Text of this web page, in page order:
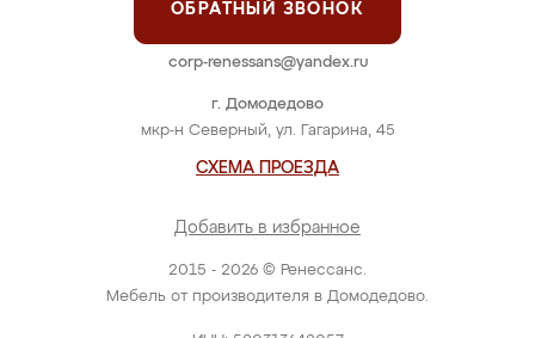
2015 - 2026 © Ренессанс.
Мебель от производителя в Домодедово.
г. Домодедово
мкр-н Северный, ул. Гагарина, 45
СХЕМА ПРОЕЗДА
Добавить в избранное
ОБРАТНЫЙ ЗВОНОК
corp-renessans@yandex.ru